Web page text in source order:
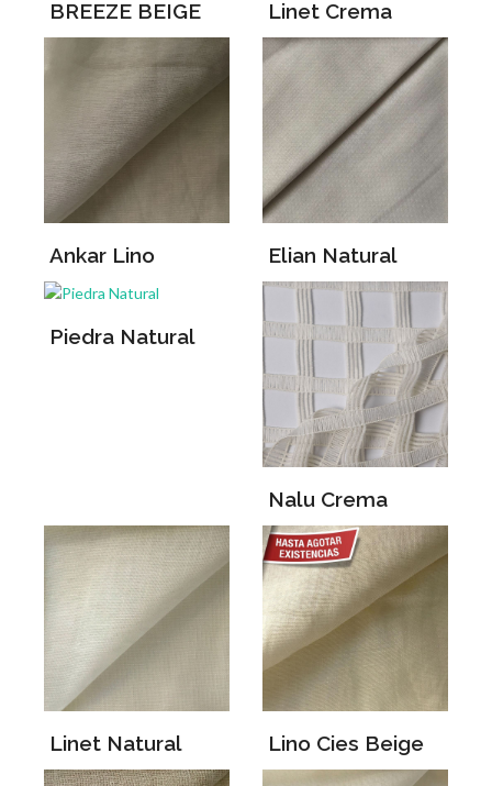
BREEZE BEIGE Linet Crema
Ankar Lino Elian Natural
Piedra Natural
Nalu Crema
Linet Natural Lino Cies Beige